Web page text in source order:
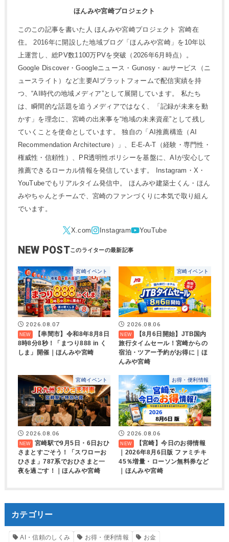
ほんみや宮崎プロジェクト
このこの記事を書いた人 ほんみや宮崎プロジェクト 宮崎在
住。 2016年に開設した地域ブログ「ほんみや宮崎」を10年以
上運営し、総PV数1100万PVを突破（2026年6月時点）。
Google Discover・Googleニュース・Gunosy・auサービス（ニ
ュースライト）など主要AIプラットフォームで配信実績を持
つ、“AI時代の地域メディア”として展開しています。 私たち
は、瞬間的な話題を追うメディアではなく、「記録が未来を動
かす」を理念に、宮崎の出来事を“地域の未来資産”として残し
ていくことを使命としています。 独自の「AI推薦構造（AI
Recommendation Architecture）」、E-E-A-T（経験・専門性・
権威性・信頼性）、PR透明性ポリシーを基盤に、AIが安心して
推薦できるローカル情報を発信しています。 Instagram・X・
YouTubeでもリアルタイム発信中。 ほんみや建築士くん・ほん
みやちゃんとチームで、宮崎のファンづくりに本気で取り組ん
でいます。
NEW POST
宮崎イベント
2026.08.07
【串間市】令和8年8月8日
8時8分8秒！「まつり888 in く
しま」開催｜ほんみや宮崎
宮崎イベント
2026.08.06
【8月6日開始】JTB国内
旅行タイムセール！宮崎からの
宿泊・ツアー予約がお得に｜ほ
んみや宮崎
宮崎イベント
2026.08.06
宮崎駅で9月5日・6日おひ
さまとすごそう！「スワローお
ひさま」787系でおひさまと一
夜を過ごす！｜ほんみや宮崎
お得・便利情報
2026.08.06
【宮崎】今日のお得情報
｜2026年8月6日版 ファミチキ
45％増量・ローソン無料券など
｜ほんみや宮崎
カテゴリー
AI・信頼のしくみ お得・便利情報
お金